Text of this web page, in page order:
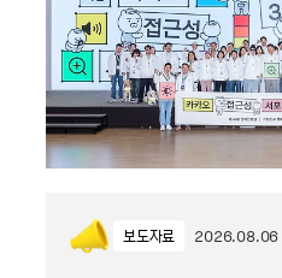
보도자료 2026.08.06